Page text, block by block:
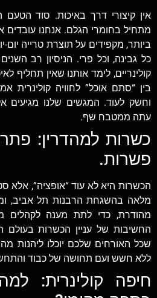
אין קיצורי דרך באיכות. סוד
מתחיל בחומרי הגלם. אנחנו
ביותר, מקפידים על תוצרת טרייה יום-
כל גבינה, וכל פרי. הניסיון רב
קולינריים, לימד אותנו שאין תחליף
בין “סתם אוכל” לחוויה קולינרית
וחשק לעוד. המגשים שלנו מגיעים
עתה ממטבח שף.
כשרות למהדרין:
פשרות.
הכשרות היא לא עוד “אופציה”, אלא
מלאה בהשגחת הרבנות תל אביב,
מהודרת, כדי לתת מענה לקהלים
החשיבות של עניין הכשרות בעולם
שכל האורחים שלכם יוכלו ליהנות
ללא חשש ועם תחושה של כבוד
חיפה קולינרית: